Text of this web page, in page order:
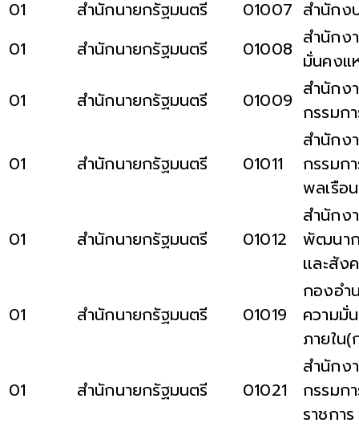
01
สำนักนายกรัฐมนตรี 01007 สำนักง
01
สำนักนายกรัฐมนตรี 01008 สำนักง
มั่นคงแ
01
สำนักนายกรัฐมนตรี 01009 สำนักง
กรรมก
01 สำนักนายกรัฐมนตรี 01011
สำนักง
กรรมก
พลเรือน
01 สำนักนายกรัฐมนตรี 01012
สำนักง
พัฒนาก
เเละสัง
01 สำนักนายกรัฐมนตรี 01019
กองอำ
ความมั่
ภายใน(
01 สำนักนายกรัฐมนตรี 01021
สำนักง
กรรมก
ราชการ